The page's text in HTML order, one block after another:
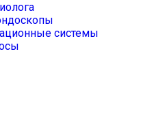
системы